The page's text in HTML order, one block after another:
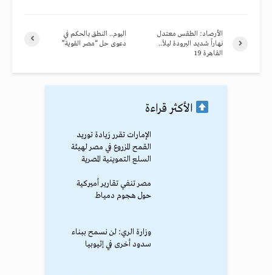
اليوم.. النطق بالحكم في
دعوى حل “مصر القوية”
الأرصاد: الطقس معتدل
نهاراً شديد البرودة ليلاً..
القاهرة 19
الأكثر قراءة
الإمارات تقرر زيادة توريد
القمح المزروع في مصر لهيئة
السلع التموينية المصرية
مصر تنفي تقارير أميركية
حول هجوم دمياط
وزارة الري: لن نسمح ببناء
سدود أخرى في إثيوبيا